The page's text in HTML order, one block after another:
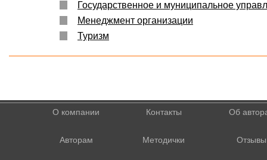
Государственное и муниципальное
Менеджмент организации
Туризм
О компании Контакты Об
Авторам Методички Отзывы